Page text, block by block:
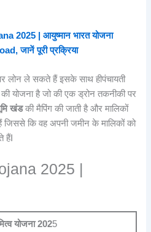
2025 | आयुष्मान भारत योजना
जानें पूरी प्रक्रिया
लोन ले सकते हैं इसके साथ हीपंचायती
योजना है जो की एक ड्रोन तकनीकी पर
खंडकी मैपिंग की जाती है और मालिकों
हैं जिससे कि वह अपनी जमीन के मालिकों को
हैंI
2025 |
योजना 2025